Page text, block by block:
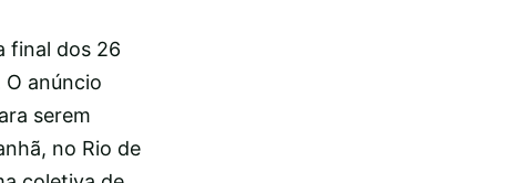
final dos 26
anúncio
serem
no Rio de